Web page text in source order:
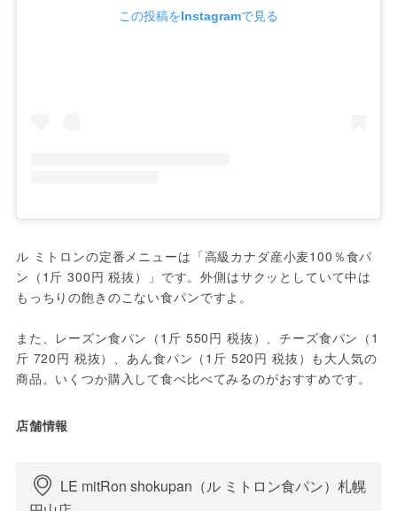
この投稿をInstagramで見る
ル ミトロンの定番メニューは「高級カナダ産小麦100％食パ
ン（1斤 300円 税抜）」です。外側はサクッとしていて中は
もっちりの飽きのこない食パンですよ。
また、レーズン食パン（1斤 550円 税抜）、チーズ食パン（1
斤 720円 税抜）、あん食パン（1斤 520円 税抜）も大人気の
商品。いくつか購入して食べ比べてみるのがおすすめです。
店舗情報
LE mitRon shokupan（ル ミトロン食パン）札幌